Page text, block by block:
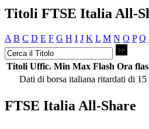
Titoli FTSE Italia All-
A B C D E F G H I J K L M N O P Q
Titoli Uffic. Min Max Flash Ora
Dati di borsa italiana ritardati di 15
FTSE Italia All-Share